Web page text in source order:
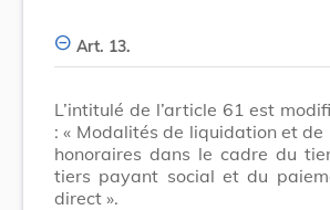
Art. 13.
L’intitulé de l’article 61 est
: « Modalités de liquidation et de
honoraires dans le cadre du
tiers payant social et du
direct ».